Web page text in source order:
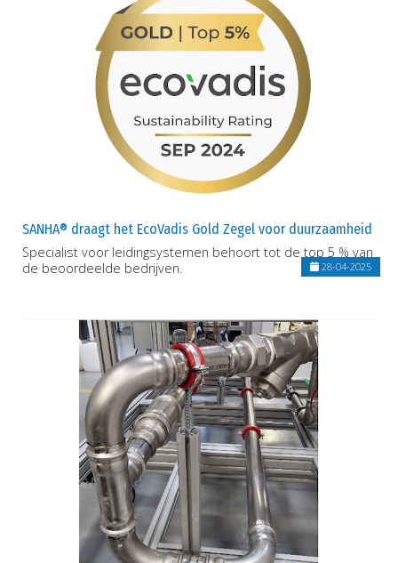
SANHA® draagt het EcoVadis Gold Zegel voor duurzaamheid
Specialist voor leidingsystemen behoort tot de top 5 % van
de beoordeelde bedrijven.
28-04-2025